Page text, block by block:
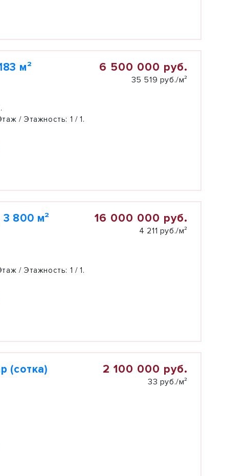
м² 6 500 000 руб.
35 519 руб./м²
/ Этажность: 1 / 1.
800 м² 16 000 000 руб.
4 211 руб./м²
/ Этажность: 1 / 1.
(сотка) 2 100 000 руб.
33 руб./м²